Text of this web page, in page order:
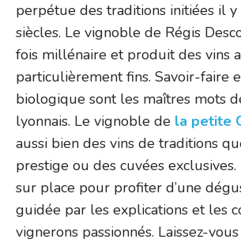
perpétue des traditions initiées il
siècles. Le vignoble de Régis
fois millénaire et produit des vins
particulièrement fins. Savoir-faire
biologique sont les maîtres mots
lyonnais. Le vignoble de la petite
aussi bien des vins de traditions
prestige ou des cuvées
sur place pour profiter d’une
guidée par les explications et les
vignerons passionnés. Laissez-